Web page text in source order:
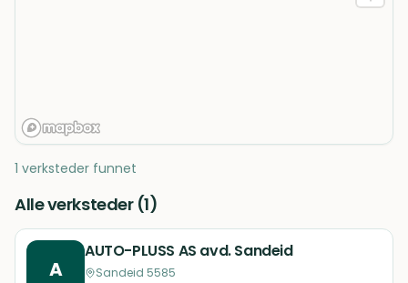
1 verksteder funnet
Alle verksteder (1)
A
AUTO-PLUSS AS avd. Sandeid
Sandeid 5585